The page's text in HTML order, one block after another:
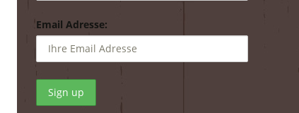
Email Adresse: